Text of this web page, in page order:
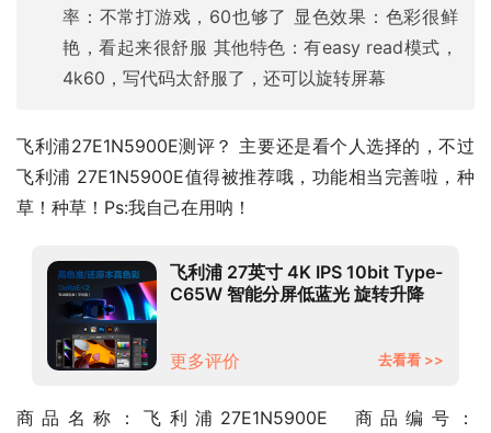
率：不常打游戏，60也够了 显色效果：色彩很鲜
艳，看起来很舒服 其他特色：有easy read模式，
4k60，写代码太舒服了，还可以旋转屏幕
飞利浦27E1N5900E测评？ 主要还是看个人选择的，不过
飞利浦 27E1N5900E值得被推荐哦，功能相当完善啦，种
草！种草！Ps:我自己在用呐！
飞利浦 27英寸 4K IPS 10bit Type-
C65W 智能分屏低蓝光 旋转升降
更多评价
去看看 >>
商品名称：飞利浦27E1N5900E  商品编号：